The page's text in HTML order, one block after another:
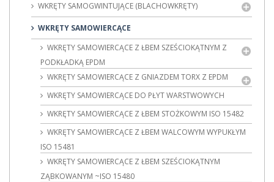
WKRĘTY SAMOGWINTUJĄCE (BLACHOWKRĘTY)
WKRĘTY SAMOWIERCĄCE
WKRĘTY SAMOWIERCĄCE Z ŁBEM SZEŚCIOKĄTNYM Z
PODKŁADKĄ EPDM
WKRĘTY SAMOWIERCĄCE Z GNIAZDEM TORX Z EPDM
WKRĘTY SAMOWIERCĄCE DO PŁYT WARSTWOWYCH
WKRĘTY SAMOWIERCĄCE Z ŁBEM STOŻKOWYM ISO 15482
WKRĘTY SAMOWIERCĄCE Z ŁBEM WALCOWYM WYPUKŁYM
ISO 15481
WKRĘTY SAMOWIERCĄCE Z ŁBEM SZEŚCIOKĄTNYM
ZĄBKOWANYM ~ISO 15480